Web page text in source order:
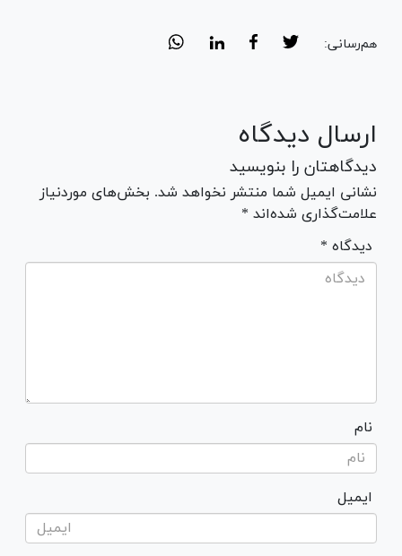
هم‌رسانی:
ارسال دیدگاه
دیدگاهتان را بنویسید
نشانی ایمیل شما منتشر نخواهد شد. بخش‌های موردنیاز
علامت‌گذاری شده‌اند *
* دیدگاه
نام
ایمیل